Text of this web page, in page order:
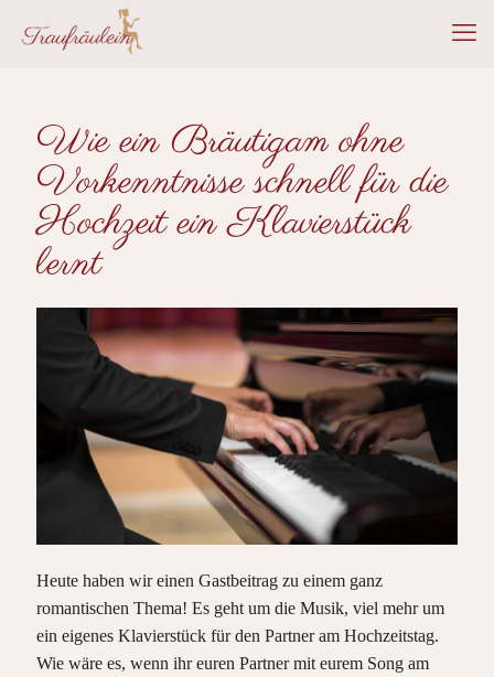
Wie ein Bräutigam ohne
Vorkenntnisse schnell für die
Hochzeit ein Klavierstück
lernt
Heute haben wir einen Gastbeitrag zu einem ganz
romantischen Thema! Es geht um die Musik, viel mehr um
ein eigenes Klavierstück für den Partner am Hochzeitstag.
Wie wäre es, wenn ihr euren Partner mit eurem Song am